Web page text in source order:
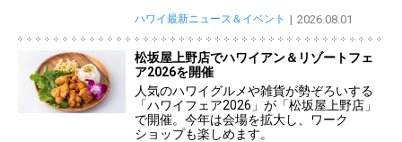
ハワイ最新ニュース＆イベント 2026.08.01
松坂屋上野店でハワイアン＆リゾートフェ
ア2026を開催
人気のハワイグルメや雑貨が勢ぞろいする
「ハワイフェア2026」が「松坂屋上野店」
で開催。今年は会場を拡大し、ワーク
ショップも楽しめます。